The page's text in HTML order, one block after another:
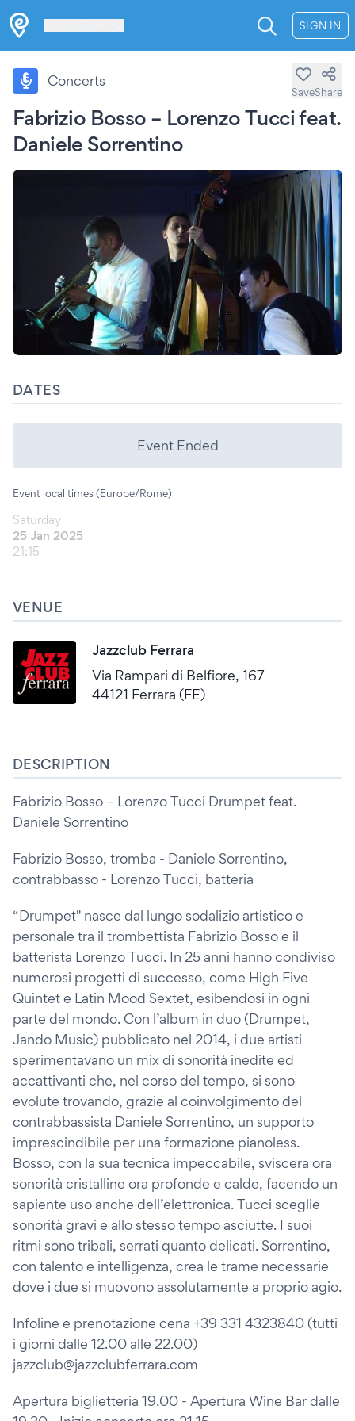
SIGN IN
Fabrizio Bosso – Lorenzo Tucci feat.
Daniele Sorrentino
Concerts
SaveShare
DATES
Event Ended
Event local times (Europe/Rome)
Saturday
25 Jan 2025
21:15
VENUE
Jazzclub Ferrara
Via Rampari di Belfiore, 167
44121 Ferrara (FE)
DESCRIPTION
Fabrizio Bosso – Lorenzo Tucci Drumpet feat.
Daniele Sorrentino
Fabrizio Bosso, tromba - Daniele Sorrentino,
contrabbasso - Lorenzo Tucci, batteria
“Drumpet" nasce dal lungo sodalizio artistico e
personale tra il trombettista Fabrizio Bosso e il
batterista Lorenzo Tucci. In 25 anni hanno condiviso
numerosi progetti di successo, come High Five
Quintet e Latin Mood Sextet, esibendosi in ogni
parte del mondo. Con l’album in duo (Drumpet,
Jando Music) pubblicato nel 2014, i due artisti
sperimentavano un mix di sonorità inedite ed
accattivanti che, nel corso del tempo, si sono
evolute trovando, grazie al coinvolgimento del
contrabbassista Daniele Sorrentino, un supporto
imprescindibile per una formazione pianoless.
Bosso, con la sua tecnica impeccabile, sviscera ora
sonorità cristalline ora profonde e calde, facendo un
sapiente uso anche dell’elettronica. Tucci sceglie
sonorità gravi e allo stesso tempo asciutte. I suoi
ritmi sono tribali, serrati quanto delicati. Sorrentino,
con talento e intelligenza, crea le trame necessarie
dove i due si muovono assolutamente a proprio agio.
Infoline e prenotazione cena +39 331 4323840 (tutti
i giorni dalle 12.00 alle 22.00)
jazzclub@jazzclubferrara.com
Apertura biglietteria 19.00 - Apertura Wine Bar dalle